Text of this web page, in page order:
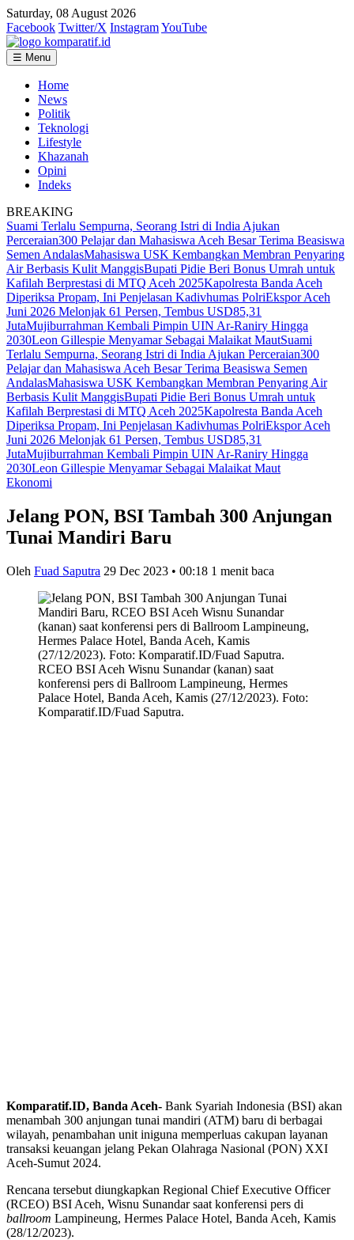
Saturday, 08 August 2026
Facebook Twitter/X InstagramYouTube
☰ Menu
Home
News
Politik
Teknologi
Lifestyle
Khazanah
Opini
Indeks
BREAKING
Suami Terlalu Sempurna, Seorang Istri di India Ajukan
Perceraian300 Pelajar dan Mahasiswa Aceh Besar Terima Beasiswa
Semen AndalasMahasiswa USK Kembangkan Membran Penyaring
Air Berbasis Kulit ManggisBupati Pidie Beri Bonus Umrah untuk
Kafilah Berprestasi di MTQ Aceh 2025Kapolresta Banda Aceh
Diperiksa Propam, Ini Penjelasan Kadivhumas PolriEkspor Aceh
Juni 2026 Melonjak 61 Persen, Tembus USD85,31
JutaMujiburrahman Kembali Pimpin UIN Ar-Raniry Hingga
2030Leon Gillespie Menyamar Sebagai Malaikat MautSuami
Terlalu Sempurna, Seorang Istri di India Ajukan Perceraian300
Pelajar dan Mahasiswa Aceh Besar Terima Beasiswa Semen
AndalasMahasiswa USK Kembangkan Membran Penyaring Air
Berbasis Kulit ManggisBupati Pidie Beri Bonus Umrah untuk
Kafilah Berprestasi di MTQ Aceh 2025Kapolresta Banda Aceh
Diperiksa Propam, Ini Penjelasan Kadivhumas PolriEkspor Aceh
Juni 2026 Melonjak 61 Persen, Tembus USD85,31
JutaMujiburrahman Kembali Pimpin UIN Ar-Raniry Hingga
2030Leon Gillespie Menyamar Sebagai Malaikat Maut
Ekonomi
Jelang PON, BSI Tambah 300 Anjungan
Tunai Mandiri Baru
Oleh Fuad Saputra 29 Dec 2023 • 00:18 1 menit baca
RCEO BSI Aceh Wisnu Sunandar (kanan) saat
konferensi pers di Ballroom Lampineung, Hermes
Palace Hotel, Banda Aceh, Kamis (27/12/2023). Foto:
Komparatif.ID/Fuad Saputra.
Komparatif.ID, Banda Aceh- Bank Syariah Indonesia (BSI) akan
menambah 300 anjungan tunai mandiri (ATM) baru di berbagai
wilayah, penambahan unit iniguna memperluas cakupan layanan
transaksi keuangan jelang Pekan Olahraga Nasional (PON) XXI
Aceh-Sumut 2024.
Rencana tersebut diungkapkan Regional Chief Executive Officer
(RCEO) BSI Aceh, Wisnu Sunandar saat konferensi pers di
ballroom Lampineung, Hermes Palace Hotel, Banda Aceh, Kamis
(28/12/2023).